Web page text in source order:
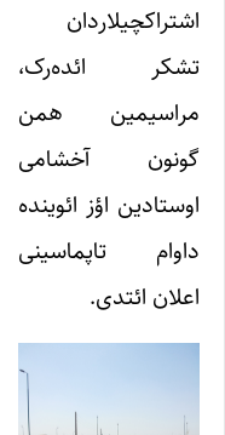
اشتراکچیلاردان
تشکر ائده‌رک،
مراسیمین همن
گونون آخشامی
اوستادین اؤز ائوینده
داوام تاپماسینی
اعلان ائتدی.